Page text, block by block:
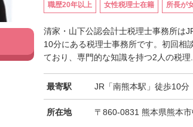
職歴20年以上 女性税理士在籍 所長が
清家・山下公認会計士税理士事務所は
10分にある税理士事務所です。初回相
ており、専門的な知識を持つ2人の税理
最寄駅 JR「南熊本駅」徒歩10分
所在地 〒860-0831 熊本県熊本